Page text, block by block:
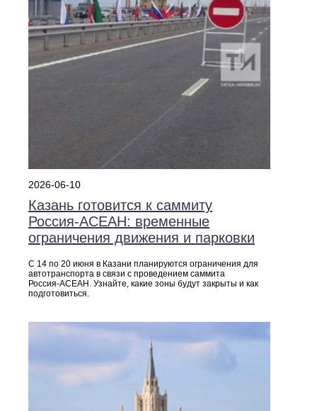
2026-06-10
Казань готовится к саммиту
Россия‑АСЕАН: временные
ограничения движения и парковки
С 14 по 20 июня в Казани планируются ограничения для
автотранспорта в связи с проведением саммита
Россия‑АСЕАН. Узнайте, какие зоны будут закрыты и как
подготовиться.